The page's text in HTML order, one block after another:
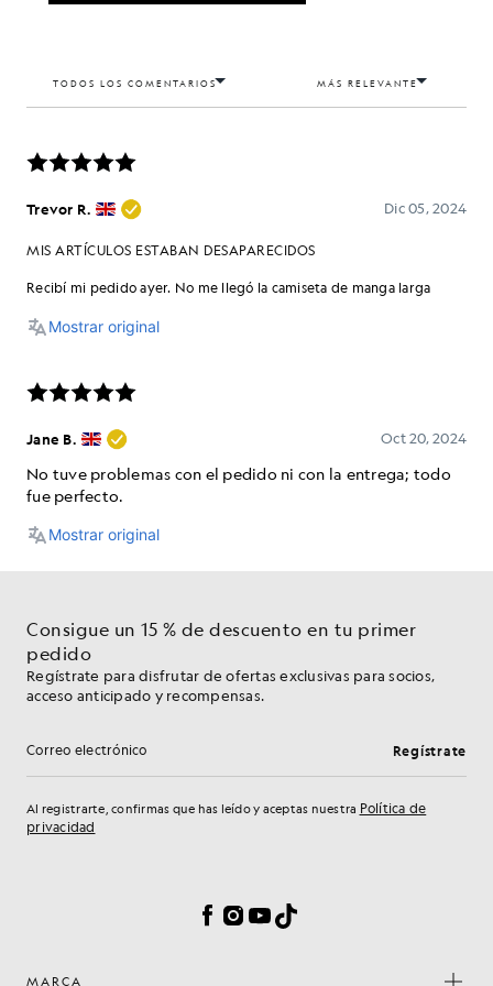
Consigue un 15 % de descuento en tu primer
pedido
Regístrate para disfrutar de ofertas exclusivas para socios,
acceso anticipado y recompensas.
Dirección de correo electrónico Regístrate
Al registrarte, confirmas que has leído y aceptas nuestra Política de
privacidad
Facebook
Instagram
YouTube
TikTok
MARCA